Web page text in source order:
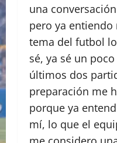
una
pero ya entiendo
tema del futbol
sé, ya sé un
últimos dos
preparación me
porque ya
mí, lo que el